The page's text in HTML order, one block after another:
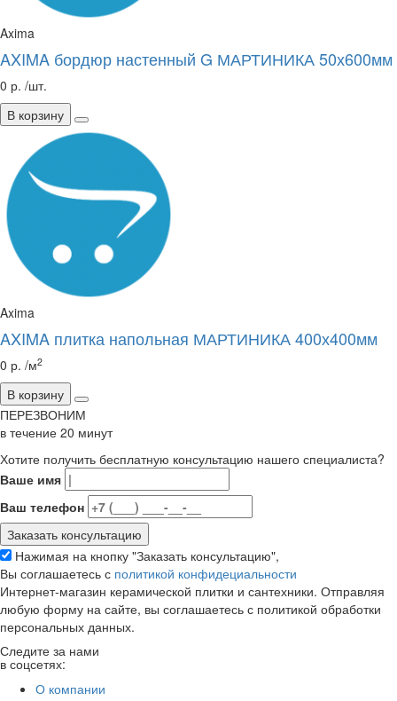
Axima
AXIMA бордюр настенный G МАРТИНИКА 50х600мм
0 р. /шт.
В корзину
Axima
AXIMA плитка напольная МАРТИНИКА 400х400мм
0 р. /м2
В корзину
ПЕРЕЗВОНИМ
в течение 20 минут
Хотите получить бесплатную консультацию нашего специалиста?
Ваше имя
Ваш телефон
Нажимая на кнопку "Заказать консультацию",
Вы соглашаетесь с политикой конфидециальности
Интернет-магазин керамической плитки и сантехники. Отправляя
любую форму на сайте, вы соглашаетесь с политикой обработки
персональных данных.
Следите за нами
в соцсетях:
О компании